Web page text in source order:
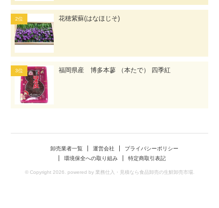
花穂紫蘇(はなほじそ)
福岡県産 博多本蓼 （本たで） 四季紅
卸売業者一覧 運営会社
プライバシーポリシー
環境保全への取り組み
特定商取引表記
© Copyright 2026. powered by 業務仕入・見積なら食品卸売の生鮮卸売市場.